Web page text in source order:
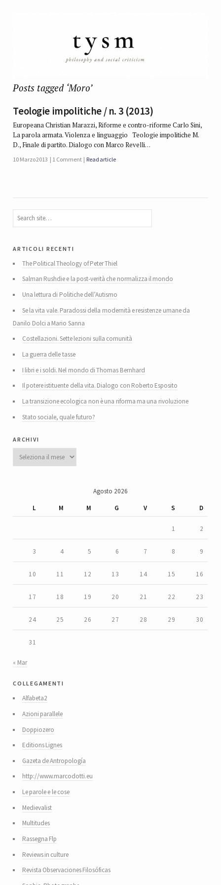
Posts tagged ‘Moro’
Teologie impolitiche / n. 3 (2013)
Europeana Christian Marazzi, Riforme e contro-riforme Carlo Sini,
La parola armata. Violenza e linguaggio Teologie impolitiche M.
D., Finale di partito. Dialogo con Marco Revelli…
10 Marzo 2013 1 Comment Read article
articoli recenti
The Political Theology of Peter Thiel
Salman Rushdie e la post-verità che normalizza il mondo
Una lettura di Politiche dell’Autismo
Se la vita vale. Paradossi della modernità e resistenze umane da
Danilo Dolci a Mario Sanna
Costellazioni. Sette lezioni sulla comunità
La guerra delle tasse
I libri e i soldi. Nel mondo di Thomas Bernhard
Il potere istituente della vita. Dialogo con Roberto Esposito
La transizione ecologica non è una riforma ma una rivoluzione
Stato sociale, quale futuro?
archivi
Archivi
Agosto 2026
L
M M G V S D
1 2
3 4 5 6 7 8 9
10 11 12 13 14 15 16
17 18 19 20 21 22 23
24 25 26 27 28 29 30
31
« Mar
collegamenti
Alfabeta2
Azioni parallele
Doppiozero
Editions Lignes
Gazeta de Antropología
http://www.marcodotti.eu
Le parole e le cose
Medievalist
Multitudes
Rassegna Flp
Reviews in culture
Revista Observaciones Filosóficas